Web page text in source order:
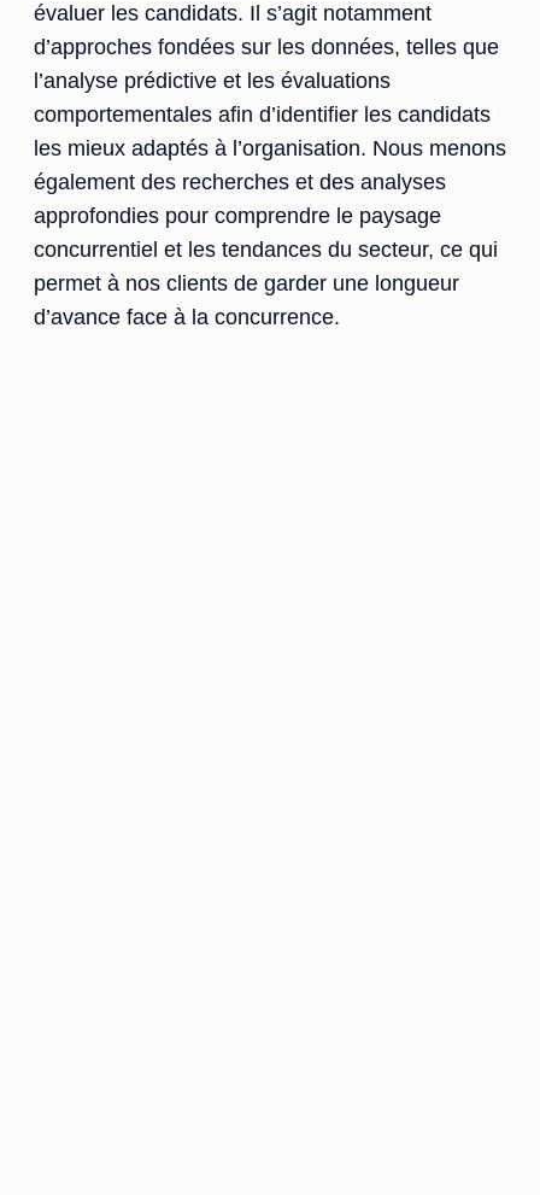
évaluer les candidats. Il s’agit notamment
d’approches fondées sur les données, telles que
l’analyse prédictive et les évaluations
comportementales afin d’identifier les candidats
les mieux adaptés à l’organisation. Nous menons
également des recherches et des analyses
approfondies pour comprendre le paysage
concurrentiel et les tendances du secteur, ce qui
permet à nos clients de garder une longueur
d’avance face à la concurrence.